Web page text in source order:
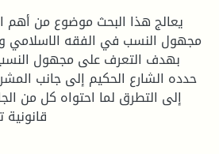
يعالج هذا البحث موضوع من أهم
مجهول النسب في الفقه الاسلامي
بهدف التعرف على مجهول النسب
حدده الشارع الحكيم إلى جانب
إلى التطرق لما احتواه كل من